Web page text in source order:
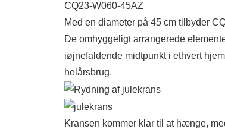
CQ23-W060-45AZ
Med en diameter på 45 cm tilbyder
De omhyggeligt arrangerede
iøjnefaldende midtpunkt i ethvert
helårsbrug.
Kransen kommer klar til at hænge,